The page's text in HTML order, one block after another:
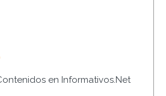
en Informativos.Net